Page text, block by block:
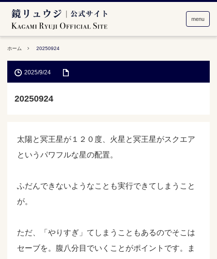
menu
ホーム 20250924
2025/9/24
20250924
太陽と冥王星が１２０度、火星と冥王星がスクエア
というパワフルな星の配置。
ふだんできないようなことも実行できてしまうこと
が。
ただ、「やりすぎ」てしまうこともあるのでそこは
セーブを。腹八分目でいくことがポイントです。ま